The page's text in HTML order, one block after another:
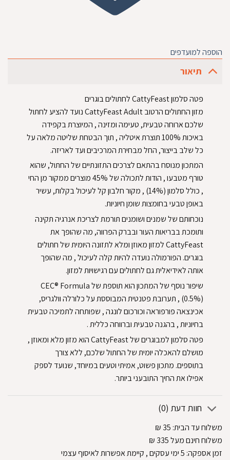
הוספה למועדפים
תיאור
פטה סלמון CattyFeast לחתולים בוגרים
מזון החתולים הרטוב CattyFeast Adult נועד להציע לחתול
שלכם ארוחה טבעית, טעימה ומזינה , המיוצרת בקפידה
באיכות 100% תוצרת איטליה , תוך הבטחת שליטה מלאה על
כל שלב בייצור, החל מבחירת המרכיבים ועד לאריזה.
המתכון מנוסח בהתאם לצרכים התזונתיים של החתול, שהוא
טורף מטבעו , הודות לתכולה של 45% מוצרים ממקור מן החי
, כולל סלמון (14%) , מקור חלבון קל לעיכול בקלות, עשיר
באופן טבעי בחומצות שומן חיוניות.
נוכחותם של שמנים ושומנים תורמת לצריכת אנרגיה תקינה
ותומכת בבריאות העור ובברק הפרווה, מה שהופך את
CattyFeast למזון מאוזן ומלא לתזונה היומית של חתולים
בוגרים. הפורמולה נועדה להיות קלה לעיכול , מה שהופך
אותה לאידיאלית גם לחתולים עם רגישויות למזון.
שיפור נוסף של המתכון הוא תוספת של CEC® Formula
(0.5%) , תערובת פטנטית המבוססת על כלורלה וולגריס,
אכינצאה פורפוראה וכורכום לונגה , שפותחה לתמיכה טבעית
בחיוניות , בהגנה טבעית וברווחה כללית .
פטה סלמון למבוגרים של CattyFeast הוא מזון מלא ומאוזן ,
מושלם להאכלה יומית של החתול שלכם, ללא צורך
בתוספים. מתכון פשוט, אמיתי וטעים במיוחד, שנועד לספק
אפילו את החיך התובעני ביותר.
חוות דעת (0)
משלוח עד הבית:
₪
משלוח חינם מעל 335
₪
זמן אספקה: 5ימי עסקים, קיימת אפשרות לאיסוף עצמי